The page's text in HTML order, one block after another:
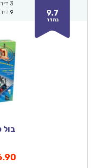
9.7
נהדר
3
9
בול
המחיר